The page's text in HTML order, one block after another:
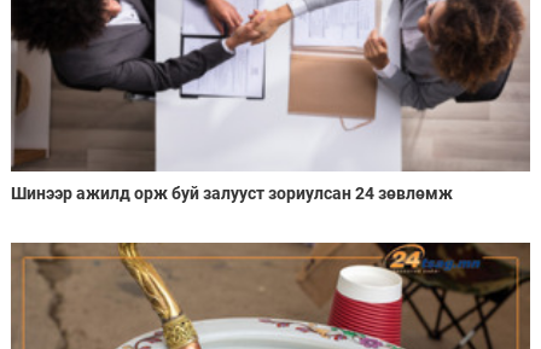
Шинээр ажилд орж буй залууст зориулсан 24 зөвлөмж